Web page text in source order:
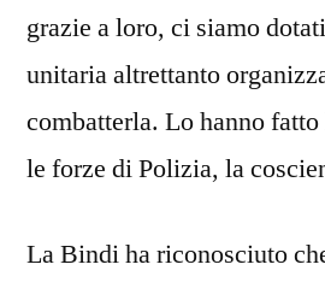
grazie a loro, ci siamo
unitaria altrettanto
combatterla. Lo hanno
le forze di Polizia, la
La Bindi ha riconosciuto